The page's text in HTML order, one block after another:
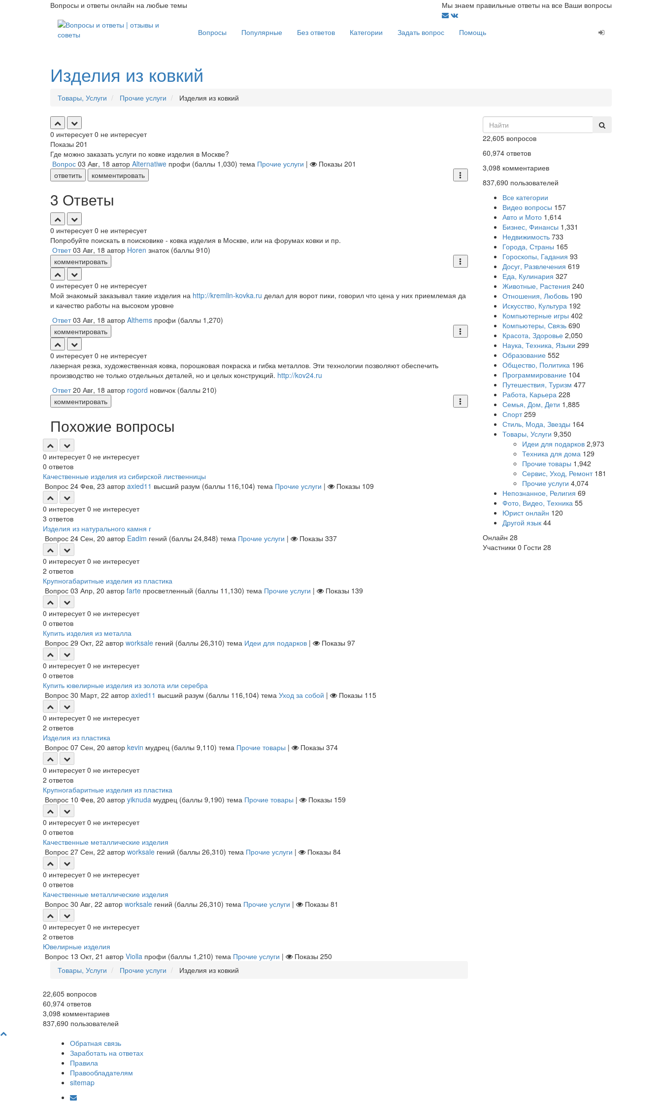
Вопросы и ответы онлайн на любые темы Мы знаем правильные ответы на все Ваши вопросы
Вопросы Популярные Без ответов Категории Задать вопрос Помощь
Изделия из ковкий
Товары, Услуги Прочие услуги Изделия из ковкий
0 интересует 0 не интересует
Показы 201
Где можно заказать услуги по ковке изделия в Москве?
Вопрос 03 Авг, 18 автор Alternatiwe профи (баллы 1,030) тема Прочие услуги | Показы 201
ответить
комментировать
3 Ответы
0 интересует 0 не интересует
Попробуйте поискать в поисковике - ковка изделия в Москве, или на форумах ковки и пр.
Ответ 03 Авг, 18 автор Horen знаток (баллы 910)
комментировать
0 интересует 0 не интересует
Мой знакомый заказывал такие изделия на http://kremlin-kovka.ru делал для ворот пики, говорил что цена у них приемлемая да
и качество работы на высоком уровне
Ответ 03 Авг, 18 автор Althems профи (баллы 1,270)
комментировать
0 интересует 0 не интересует
лазерная резка, художественная ковка, порошковая покраска и гибка металлов. Эти технологии позволяют обеспечить
производство не только отдельных деталей, но и целых конструкций. http://kov24.ru
Ответ 20 Авг, 18 автор rogord новичок (баллы 210)
комментировать
Похожие вопросы
0 интересует 0 не интересует
0 ответов
Качественные изделия из сибирской лиственницы
Вопрос 24 Фев, 23 автор axied11 высший разум (баллы 116,104) тема Прочие услуги | Показы 109
0 интересует 0 не интересует
3 ответов
Изделия из натурального камня г
Вопрос 24 Сен, 20 автор Eadim гений (баллы 24,848) тема Прочие услуги | Показы 337
0 интересует 0 не интересует
2 ответов
Крупногабаритные изделия из пластика
Вопрос 03 Апр, 20 автор farte просветленный (баллы 11,130) тема Прочие услуги | Показы 139
0 интересует 0 не интересует
0 ответов
Купить изделия из металла
Вопрос 29 Окт, 22 автор worksale гений (баллы 26,310) тема Идеи для подарков | Показы 97
0 интересует 0 не интересует
0 ответов
Купить ювелирные изделия из золота или серебра
Вопрос 30 Март, 22 автор axied11 высший разум (баллы 116,104) тема Уход за собой | Показы 115
0 интересует 0 не интересует
2 ответов
Изделия из пластика
Вопрос 07 Сен, 20 автор kevin мудрец (баллы 9,110) тема Прочие товары | Показы 374
0 интересует 0 не интересует
2 ответов
Крупногабаритные изделия из пластика
Вопрос 10 Фев, 20 автор yiknuda мудрец (баллы 9,190) тема Прочие товары | Показы 159
0 интересует 0 не интересует
0 ответов
Качественные металлические изделия
Вопрос 27 Сен, 22 автор worksale гений (баллы 26,310) тема Прочие услуги | Показы 84
0 интересует 0 не интересует
0 ответов
Качественные металлические изделия
Вопрос 30 Авг, 22 автор worksale гений (баллы 26,310) тема Прочие услуги | Показы 81
0 интересует 0 не интересует
2 ответов
Ювелирные изделия
Вопрос 13 Окт, 21 автор Violla профи (баллы 1,210) тема Прочие услуги | Показы 250
Товары, Услуги
Прочие услуги Изделия из ковкий
22,605вопросов
60,974ответов
3,098 комментариев
837,690 пользователей
Все категории
Видео вопросы 157
Авто и Мото 1,614
Бизнес, Финансы 1,331
Недвижимость 733
Города, Страны 165
Гороскопы, Гадания 93
Досуг, Развлечения 619
Еда, Кулинария 327
Животные, Растения 240
Отношения, Любовь 190
Искусство, Культура 192
Компьютерные игры 402
Компьютеры, Связь 690
Красота, Здоровье 2,050
Наука, Техника, Языки 299
Образование 552
Общество, Политика 196
Программирование 104
Путешествия, Туризм 477
Работа, Карьера 228
Семья, Дом, Дети 1,885
Спорт 259
Стиль, Мода, Звезды 164
Товары, Услуги 9,350
Идеи для подарков 2,973
Техника для дома 129
Прочие товары 1,942
Сервис, Уход, Ремонт 181
Прочие услуги 4,074
Непознанное, Религия 69
Фото, Видео, Техника 55
Юрист онлайн 120
Другой язык 44
Онлайн 28
Участники 0 Гости 28
22,605 вопросов
60,974 ответов
3,098 комментариев
837,690 пользователей
Обратная связь
Заработать на ответах
Правила
Правообладателям
sitemap